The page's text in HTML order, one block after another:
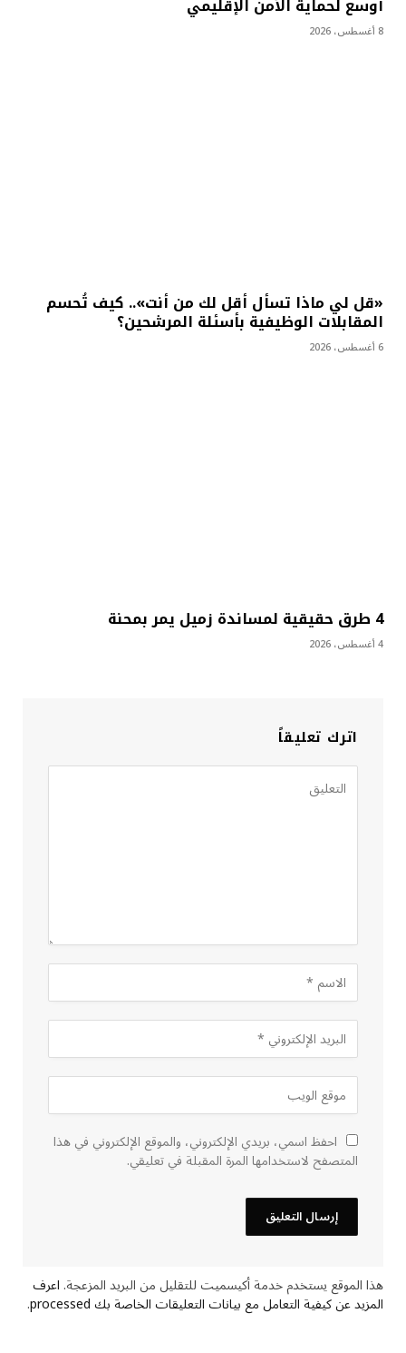
أوسع لحماية الأمن الإقليمي
8 أغسطس، 2026
«قل لي ماذا تسأل أقل لك من أنت».. كيف تُحسم
المقابلات الوظيفية بأسئلة المرشحين؟
6 أغسطس، 2026
4 طرق حقيقية لمساندة زميل يمر بمحنة
4 أغسطس، 2026
اترك تعليقاً
احفظ اسمي، بريدي الإلكتروني، والموقع الإلكتروني في هذا
المتصفح لاستخدامها المرة المقبلة في تعليقي.
هذا الموقع يستخدم خدمة أكيسميت للتقليل من البريد المزعجة.اعرف
المزيد عن كيفية التعامل مع بيانات التعليقات الخاصة بك processed .